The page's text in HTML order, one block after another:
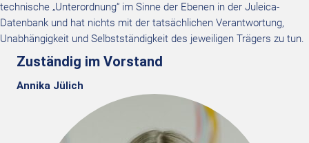
technische „Unterordnung“ im Sinne der Ebenen in der Juleica-
Datenbank und hat nichts mit der tatsächlichen Verantwortung,
Unabhängigkeit und Selbstständigkeit des jeweiligen Trägers zu tun.
Zuständig im Vorstand
Annika Jülich